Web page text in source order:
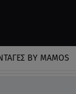
BY MAMOS